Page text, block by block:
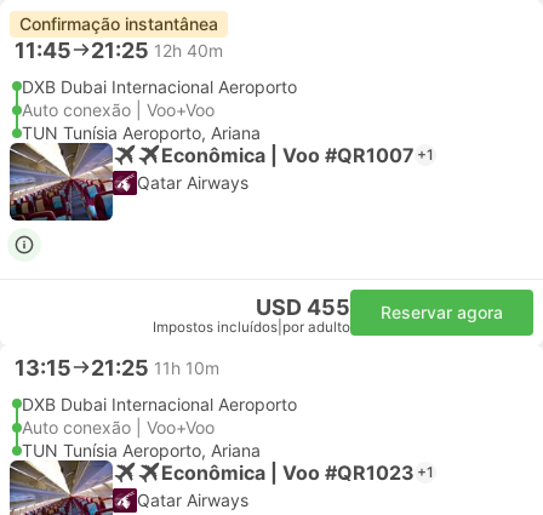
Confirmação instantânea
11:45 21:25 12h 40m
DXB Dubai Internacional Aeroporto
Auto conexão | Voo+Voo
TUN Tunísia Aeroporto, Ariana
Econômica | Voo #QR1007 +1
Qatar Airways
USD 455
Impostos incluídos por adulto
Reservar agora
13:15 21:25 11h 10m
DXB Dubai Internacional Aeroporto
Auto conexão | Voo+Voo
TUN Tunísia Aeroporto, Ariana
Econômica | Voo #QR1023 +1
Qatar Airways